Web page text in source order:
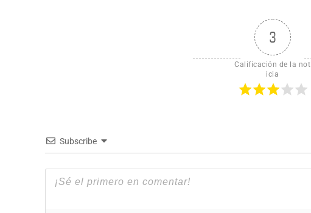
3
Calificación de la not
icia
Subscribe